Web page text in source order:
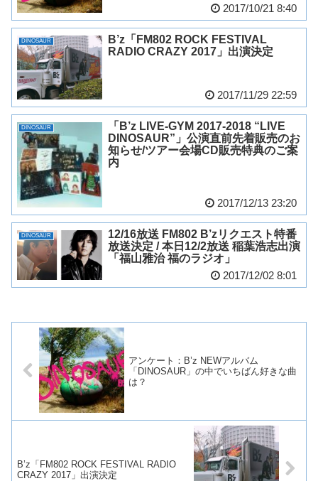
2017/10/21 8:40
DINOSAUR
B’z「FM802 ROCK FESTIVAL
RADIO CRAZY 2017」出演決定
2017/11/29 22:59
DINOSAUR
「B’z LIVE-GYM 2017-2018 “LIVE
DINOSAUR”」公演直前先着販売のお
知らせ/ツアー会場CD販売特典のご案
内
2017/12/13 23:20
DINOSAUR
12/16放送 FM802 B’zリクエスト特番
放送決定 / 本日12/2放送 稲葉浩志出演
「福山雅治 福のラジオ」
2017/12/02 8:01
アンケート：B’z NEWアルバム
「DINOSAUR」の中でいちばん好きな曲
は？
B’z「FM802 ROCK FESTIVAL RADIO
CRAZY 2017」出演決定